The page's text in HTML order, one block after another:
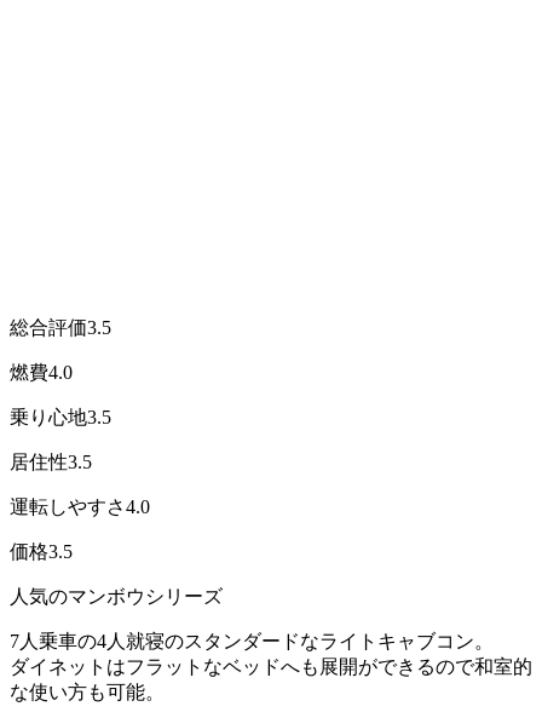
総合評価3.5
燃費4.0
乗り心地3.5
居住性3.5
運転しやすさ4.0
価格3.5
人気のマンボウシリーズ
7人乗車の4人就寝のスタンダードなライトキャブコン。
ダイネットはフラットなベッドへも展開ができるので和室的
な使い方も可能。